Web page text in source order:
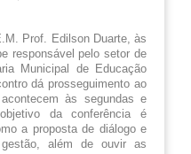
Prof. Edilson Duarte, às
responsável pelo setor de
Municipal de Educação
dá prosseguimento ao
às segundas e
da conferência é
a proposta de diálogo e
além de ouvir as